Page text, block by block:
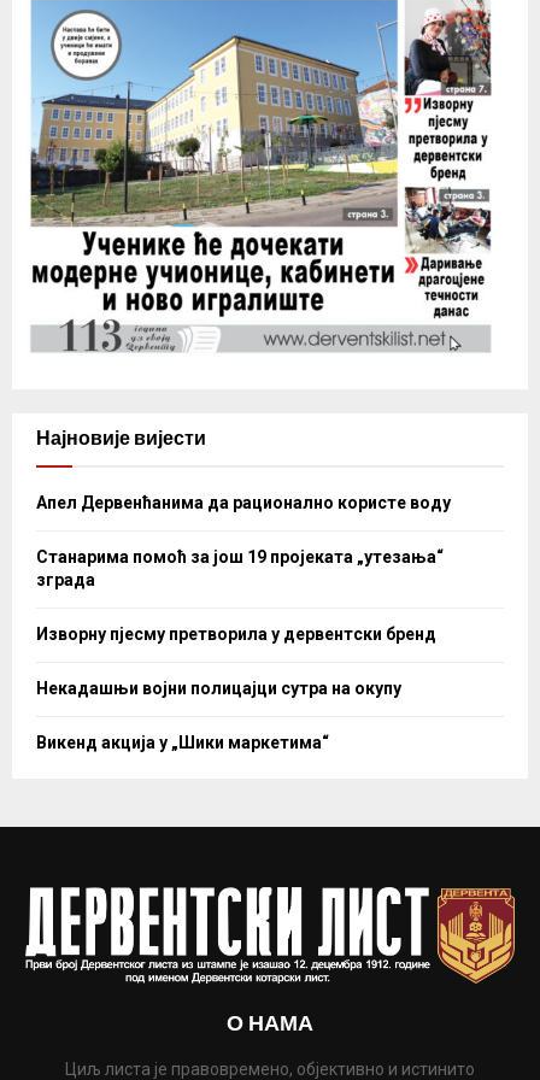
Најновије вијести
Апел Дервенћанима да рационално користе воду
Станарима помоћ за још 19 пројеката „утезања“
зграда
Изворну пјесму претворила у дервентски бренд
Некадашњи војни полицајци сутра на окупу
Викенд акција у „Шики маркетима“
О НАМА
Циљ листа је правовремено, објективно и истинито